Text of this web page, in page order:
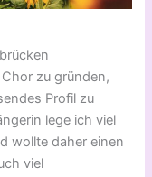
zu gründen,
Profil zu
lege ich viel
wollte daher einen
viel